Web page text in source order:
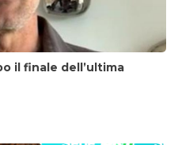
il finale dell’ultima